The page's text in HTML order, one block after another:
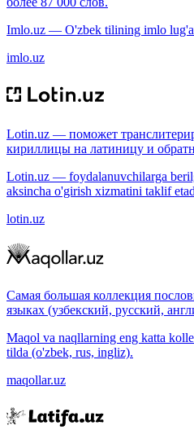
Imlo.uz — O'zbek tilining imlo
imlo.uz
Lotin.uz — поможет
кириллицы на латиницу и
Lotin.uz — foydalanuvchilarga
aksincha o'girish xizmatini taklif
lotin.uz
Самая большая коллекция
языках (узбекский, русский,
Maqol va naqllarning eng katta
tilda (o'zbek, rus, ingliz).
maqollar.uz